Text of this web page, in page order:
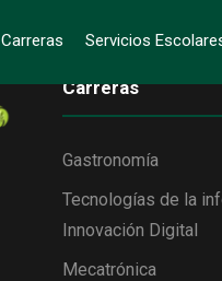
Carreras Servicios
Carreras
Gastronomía
Tecnologías de la
Innovación Digital
Mecatrónica